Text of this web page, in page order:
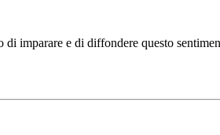
imparare e di diffondere questo